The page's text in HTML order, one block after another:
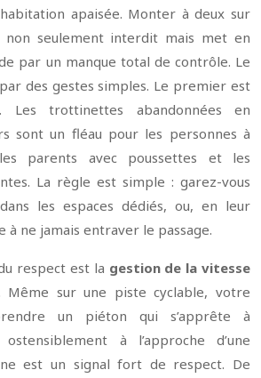
apaisée. Monter à deux sur
seulement interdit mais met en
par un manque total de contrôle. Le
des gestes simples. Le premier est
. Les trottinettes abandonnées en
sont un fléau pour les personnes à
parents avec poussettes et les
La règle est simple : garez-vous
les espaces dédiés, ou, en leur
à ne jamais entraver le passage.
respect est la gestion de la vitesse
Même sur une piste cyclable, votre
un piéton qui s’apprête à
à l’approche d’une
est un signal fort de respect. De